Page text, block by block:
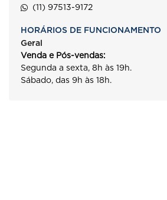
(11) 97513-9172
HORÁRIOS DE FUNCIONAMENTO
Geral
Venda e Pós-vendas:
Segunda a sexta, 8h às 19h.
Sábado, das 9h às 18h.